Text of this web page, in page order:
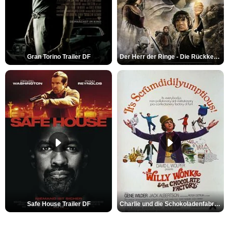
Gran Torino Trailer DF Der Herr der Ringe - Die Rückkehr des Königs Trailer OV
Safe House Trailer DF Charlie und die Schokoladenfabrik Trailer OV